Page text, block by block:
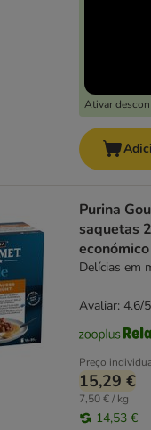
Ativar
Purina
saquetas
económico
Delícias em
Preço
15,29 €
7,50 € / kg
14,53 €
Avaliar: 4.6/5